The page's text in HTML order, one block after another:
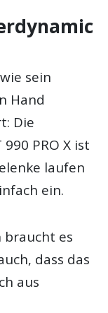
sein
Hand
Die
PRO X ist
laufen
ein.
braucht es
dass das
aus